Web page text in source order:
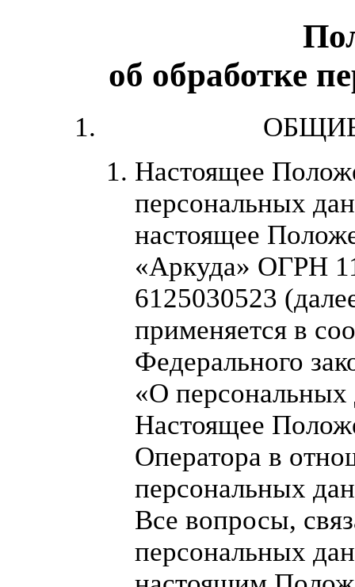
об обработке
Настоящее
персональных
настоящее
«Аркуда» ОГРН
6125030523
применяется в
Федерального
«О
Настоящее
Оператора в
персональных
Все вопросы,
персональных